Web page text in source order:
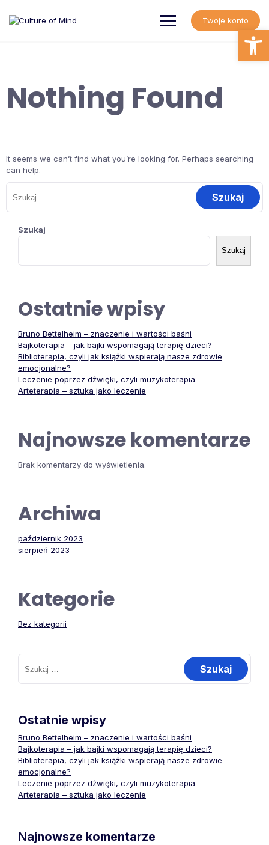
content
Twoje konto
Nothing Found
It seems we can’t find what you’re looking for. Perhaps searching
can help.
Szukaj:
Szukaj
Szukaj
Ostatnie wpisy
Bruno Bettelheim – znaczenie i wartości baśni
Bajkoterapia – jak bajki wspomagają terapię dzieci?
Biblioterapia, czyli jak książki wspierają nasze zdrowie
emocjonalne?
Leczenie poprzez dźwięki, czyli muzykoterapia
Arteterapia – sztuka jako leczenie
Najnowsze komentarze
Brak komentarzy do wyświetlenia.
Archiwa
październik 2023
sierpień 2023
Kategorie
Bez kategorii
Szukaj:
Ostatnie wpisy
Bruno Bettelheim – znaczenie i wartości baśni
Bajkoterapia – jak bajki wspomagają terapię dzieci?
Biblioterapia, czyli jak książki wspierają nasze zdrowie
emocjonalne?
Leczenie poprzez dźwięki, czyli muzykoterapia
Arteterapia – sztuka jako leczenie
Najnowsze komentarze